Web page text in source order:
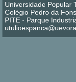
Universidade Popular
Colégio Pedro da
PITE - Parque